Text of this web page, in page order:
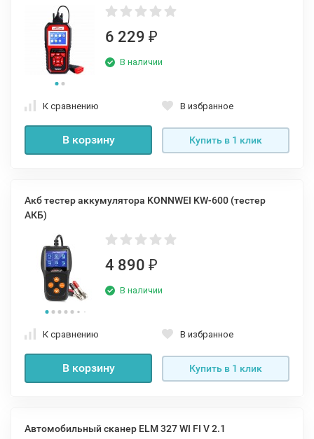
6 229 ₽
В наличии
К сравнению В избранное
В корзину Купить в 1 клик
Акб тестер аккумулятора KONNWEI KW-600 (тестер
АКБ)
4 890 ₽
В наличии
К сравнению В избранное
В корзину Купить в 1 клик
Автомобильный сканер ELM 327 WI FI V 2.1